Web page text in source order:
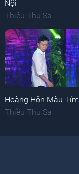
Nội
Thiều Thu Sa
Hoàng Hôn Màu Tím
Thiều Thu Sa